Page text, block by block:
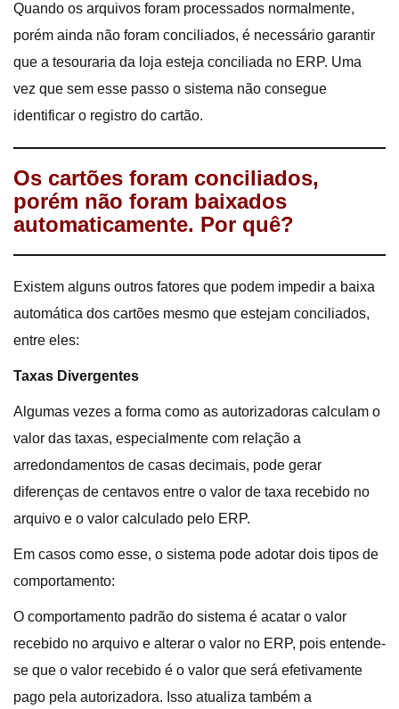
Quando os arquivos foram processados normalmente,
porém ainda não foram conciliados, é necessário garantir
que a tesouraria da loja esteja conciliada no ERP. Uma
vez que sem esse passo o sistema não consegue
identificar o registro do cartão.
Os cartões foram conciliados,
porém não foram baixados
automaticamente. Por quê?
Existem alguns outros fatores que podem impedir a baixa
automática dos cartões mesmo que estejam conciliados,
entre eles:
Taxas Divergentes
Algumas vezes a forma como as autorizadoras calculam o
valor das taxas, especialmente com relação a
arredondamentos de casas decimais, pode gerar
diferenças de centavos entre o valor de taxa recebido no
arquivo e o valor calculado pelo ERP.
Em casos como esse, o sistema pode adotar dois tipos de
comportamento:
O comportamento padrão do sistema é acatar o valor
recebido no arquivo e alterar o valor no ERP, pois entende-
se que o valor recebido é o valor que será efetivamente
pago pela autorizadora. Isso atualiza também a